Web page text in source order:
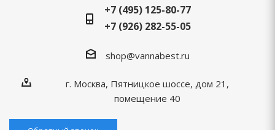
+7 (495) 125-80-77
+7 (926) 282-55-05
shop@vannabest.ru
г. Москва, Пятницкое шоссе, дом 21,
помещение 40